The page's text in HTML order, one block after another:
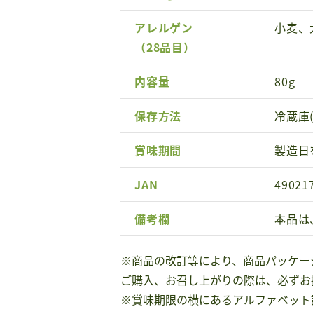
アレルゲン
（28品目）
小麦、
内容量 80g
保存方法 冷蔵
賞味期間 製造日
JAN
備考欄 本品は
※商品の改訂等により、商品パッケー
ご購入、お召し上がりの際は、必ず
※賞味期限の横にあるアルファベット